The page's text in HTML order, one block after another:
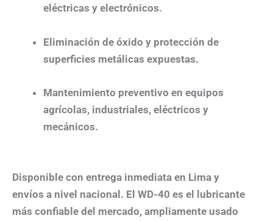
eléctricas y electrónicos.
Eliminación de óxido y protección de
superficies metálicas expuestas.
Mantenimiento preventivo en equipos
agrícolas, industriales, eléctricos y
mecánicos.
Disponible con entrega inmediata en Lima y
envíos a nivel nacional. El WD-40 es el lubricante
más confiable del mercado, ampliamente usado